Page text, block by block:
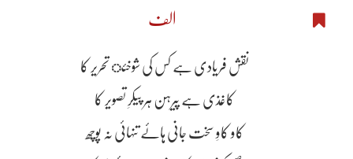
الف
نقش فریادی ہے کس کی شوخئ تحریر کا
کاغذی ہے پیرہن ہر پیکرِ تصویر کا
کاو کاوِ سخت جانی ہائے تنہائی نہ پوچھ